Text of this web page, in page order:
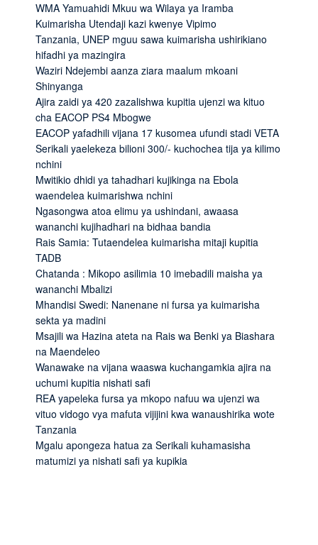
WMA Yamuahidi Mkuu wa Wilaya ya Iramba
Kuimarisha Utendaji kazi kwenye Vipimo
Tanzania, UNEP mguu sawa kuimarisha ushirikiano
hifadhi ya mazingira
Waziri Ndejembi aanza ziara maalum mkoani
Shinyanga
Ajira zaidi ya 420 zazalishwa kupitia ujenzi wa kituo
cha EACOP PS4 Mbogwe
EACOP yafadhili vijana 17 kusomea ufundi stadi VETA
Serikali yaelekeza bilioni 300/- kuchochea tija ya kilimo
nchini
Mwitikio dhidi ya tahadhari kujikinga na Ebola
waendelea kuimarishwa nchini
Ngasongwa atoa elimu ya ushindani, awaasa
wananchi kujihadhari na bidhaa bandia
Rais Samia: Tutaendelea kuimarisha mitaji kupitia
TADB
Chatanda : Mikopo asilimia 10 imebadili maisha ya
wananchi Mbalizi
Mhandisi Swedi: Nanenane ni fursa ya kuimarisha
sekta ya madini
Msajili wa Hazina ateta na Rais wa Benki ya Biashara
na Maendeleo
Wanawake na vijana waaswa kuchangamkia ajira na
uchumi kupitia nishati safi
REA yapeleka fursa ya mkopo nafuu wa ujenzi wa
vituo vidogo vya mafuta vijijini kwa wanaushirika wote
Tanzania
Mgalu apongeza hatua za Serikali kuhamasisha
matumizi ya nishati safi ya kupikia